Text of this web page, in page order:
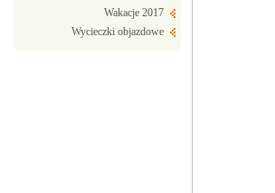
Wakacje 2017
Wycieczki objazdowe